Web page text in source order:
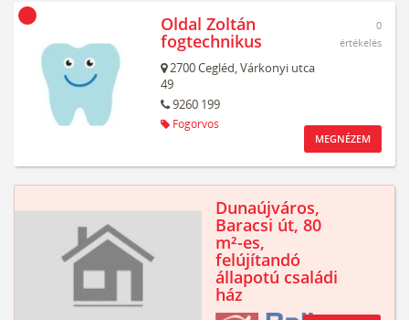
Oldal Zoltán
fogtechnikus
2700Cegléd,Várkonyi utca
49
9260 199
Fogorvos
0
értékelés
MEGNÉZEM
Dunaújváros,
Baracsi út, 80
m²-es,
felújítandó
állapotú családi
ház